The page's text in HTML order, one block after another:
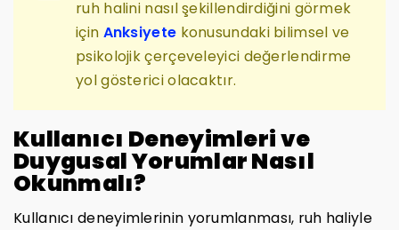
ruh halini nasıl şekillendirdiğini görmek
için Anksiyete konusundaki bilimsel ve
psikolojik çerçeveleyici değerlendirme
yol gösterici olacaktır.
Kullanıcı Deneyimleri ve
Duygusal Yorumlar Nasıl
Okunmalı?
Kullanıcı deneyimlerinin yorumlanması, ruh haliyle